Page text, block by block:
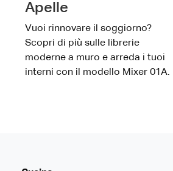
Apelle
Vuoi rinnovare il soggiorno?
Scopri di più sulle librerie
moderne a muro e arreda i tuoi
interni con il modello Mixer 01A.